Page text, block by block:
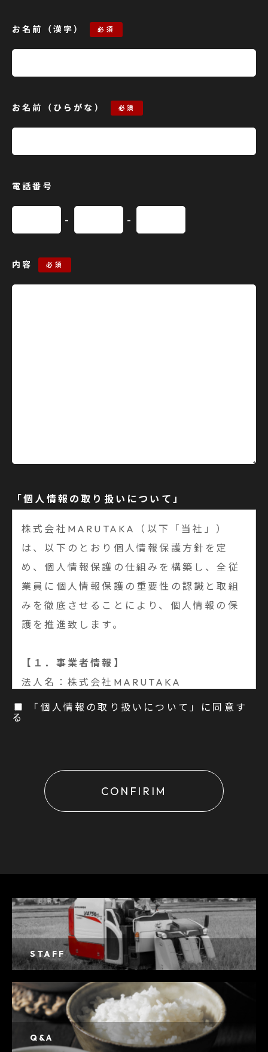
お名前（漢字） 必須
お名前（ひらがな） 必須
電話番号
- -
内容 必須
「個人情報の取り扱いについて」
株式会社MARUTAKA（以下「当社」）
は、以下のとおり個人情報保護方針を定
め、個人情報保護の仕組みを構築し、全従
業員に個人情報保護の重要性の認識と取組
みを徹底させることにより、個人情報の保
護を推進致します。
【１．事業者情報】
法人名：株式会社MARUTAKA
住所：〒949-7135 新潟県南魚沼市新堀新
【２．個人情報の取得方法】
当社はユーザーが利用登録をするとき、氏
お問い合わせフォームやコメントの送信時
取得させていただきます。
【３．個人情報の利用目的】
取得した閲覧・購買履歴等の情報を分析
し、ユーザー別に適した商品・サービスを
お知らせするために利用します。また、取
得した閲覧・購買履歴等の情報は、結果を
スコア化した上で当該スコアを第三者へ提
「個人情報の取り扱いについて」に同意す
る
STAFF
Q&A